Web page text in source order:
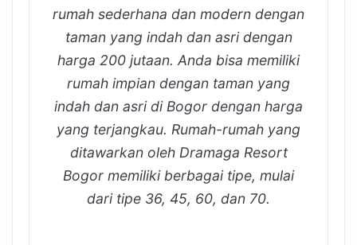
rumah sederhana dan modern dengan
taman yang indah dan asri dengan
harga 200 jutaan. Anda bisa memiliki
rumah impian dengan taman yang
indah dan asri di Bogor dengan harga
yang terjangkau. Rumah-rumah yang
ditawarkan oleh Dramaga Resort
Bogor memiliki berbagai tipe, mulai
dari tipe 36, 45, 60, dan 70.